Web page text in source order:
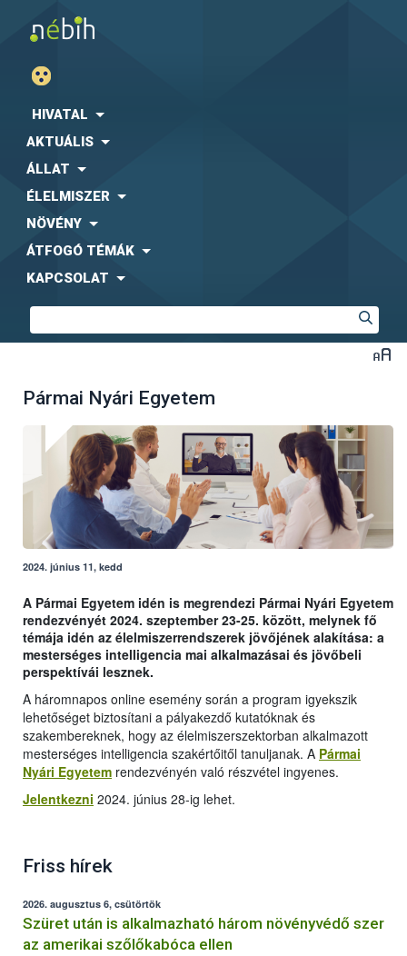
HIVATAL
AKTUÁLIS
ÁLLAT
ÉLELMISZER
NÖVÉNY
ÁTFOGÓ TÉMÁK
KAPCSOLAT
Pármai Nyári Egyetem
2024. június 11, kedd
A Pármai Egyetem idén is megrendezi Pármai Nyári Egyetem
rendezvényét 2024. szeptember 23-25. között, melynek fő
témája idén az élelmiszerrendszerek jövőjének alakítása: a
mesterséges intelligencia mai alkalmazásai és jövőbeli
perspektívái lesznek.
A háromnapos online esemény során a program igyekszik
lehetőséget biztosítani a pályakezdő kutatóknak és
szakembereknek, hogy az élelmiszerszektorban alkalmazott
mesterséges intelligencia szakértőitől tanuljanak. A Pármai
Nyári Egyetem rendezvényén való részvétel ingyenes.
Jelentkezni 2024. június 28-ig lehet.
Friss hírek
2026. augusztus 6, csütörtök
Szüret után is alkalmazható három növényvédő szer
az amerikai szőlőkabóca ellen